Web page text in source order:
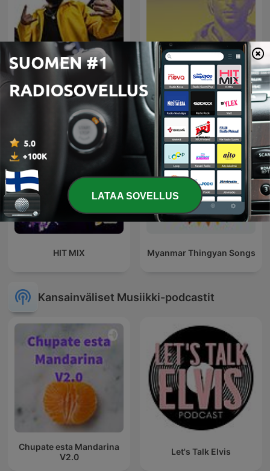
DJ SHNAPS C H I L L
HIT MIX Myanmar Thingyan Songs
Kansainväliset Musiikki-podcastit
Chupate esta Mandarina
V2.0
Let's Talk Elvis
LATAA SOVELLUS